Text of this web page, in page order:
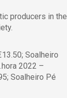
producers in the
Soalheiro
2022 –
Soalheiro Pé